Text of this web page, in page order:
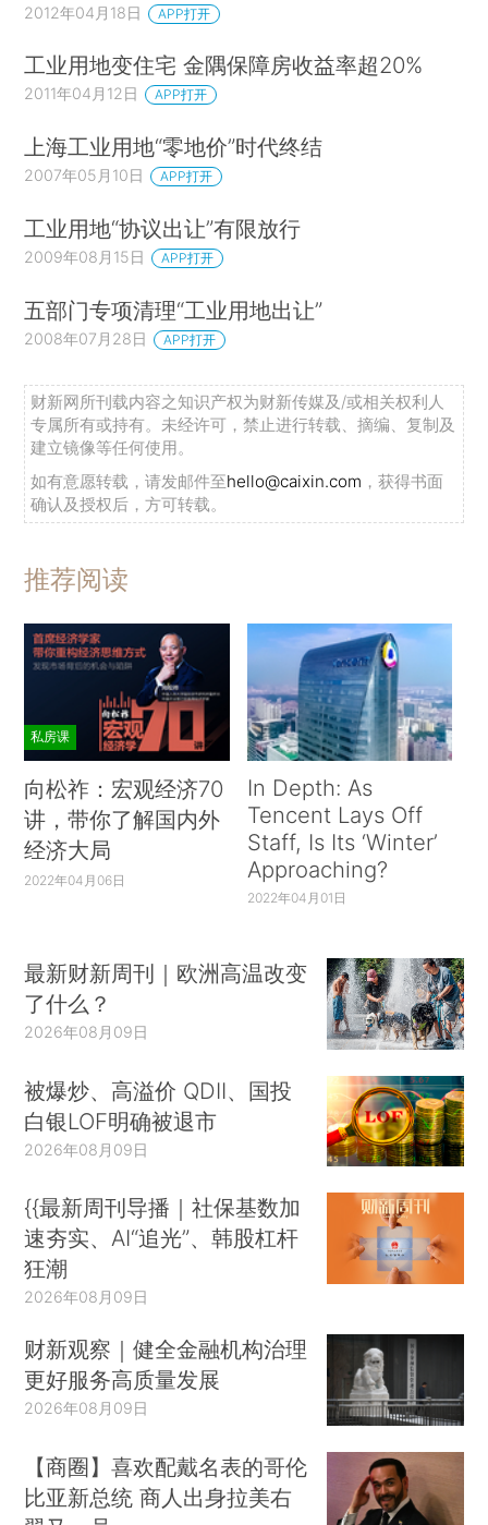
2012年04月18日 APP打开
工业用地变住宅 金隅保障房收益率超20%
2011年04月12日 APP打开
上海工业用地“零地价”时代终结
2007年05月10日 APP打开
工业用地“协议出让”有限放行
2009年08月15日 APP打开
五部门专项清理“工业用地出让”
2008年07月28日 APP打开
财新网所刊载内容之知识产权为财新传媒及/或相关权利人
专属所有或持有。未经许可，禁止进行转载、摘编、复制及
建立镜像等任何使用。
如有意愿转载，请发邮件至hello@caixin.com ，获得书面
确认及授权后，方可转载。
推荐阅读
私房课
向松祚：宏观经济70
讲，带你了解国内外
经济大局
2022年04月06日
In Depth: As
Tencent Lays Off
Staff, Is Its ‘Winter’
Approaching?
2022年04月01日
最新财新周刊｜欧洲高温改变
了什么？
2026年08月09日
被爆炒、高溢价 QDII、国投
白银LOF明确被退市
2026年08月09日
{{最新周刊导播｜社保基数加
速夯实、AI“追光”、韩股杠杆
狂潮
2026年08月09日
财新观察｜健全金融机构治理
更好服务高质量发展
2026年08月09日
【商圈】喜欢配戴名表的哥伦
比亚新总统 商人出身拉美右